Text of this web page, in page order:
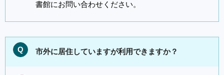
書館にお問い合わせください。
Q 市外に居住していますが利用できますか？